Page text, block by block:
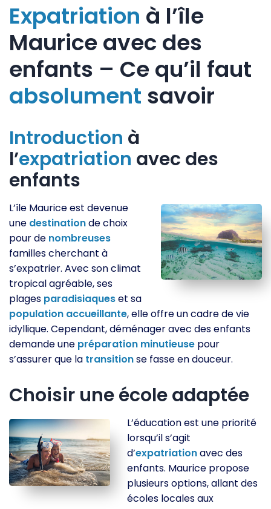
Expatriation à l’île
Maurice avec des
enfants – Ce qu’il faut
absolument savoir
Introduction à
l’expatriation avec des
enfants
L’île Maurice est devenue
une destinationde choix
pour de nombreuses
familles cherchant à
s’expatrier. Avec son climat
tropical agréable, ses
plages paradisiaqueset sa
population accueillante, elle offre un cadre de vie
idyllique. Cependant, déménager avec des enfants
demande une préparation minutieuse pour
s’assurer que la transitionse fasse en douceur.
Choisir une école adaptée
L’éducation est une priorité
lorsqu’il s’agit
d’expatriationavec des
enfants. Maurice propose
plusieurs options, allant des
écoles locales aux